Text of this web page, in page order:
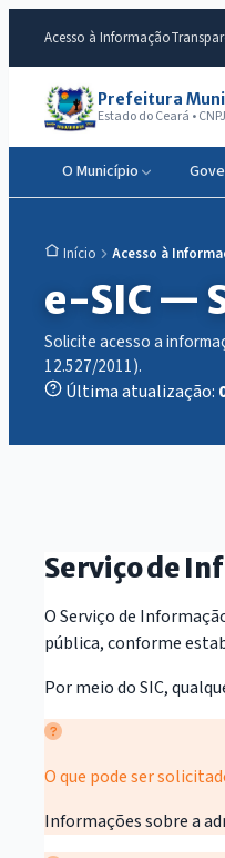
Acesso à Informação
Prefeitura
Estado do Ceará •
O Município
Início Acesso à
e-SIC —
Solicite acesso a
12.527/2011).
Última atualização:
Serviço de
O Serviço de
pública, conforme
Por meio do SIC,
O que pode ser
Informações sobre a